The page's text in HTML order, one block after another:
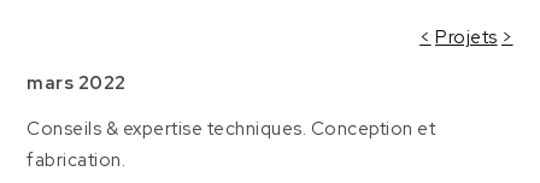
« Organ »
< Projets >
mars 2022
Conseils & expertise techniques. Conception et
fabrication.